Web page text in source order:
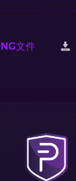
文件